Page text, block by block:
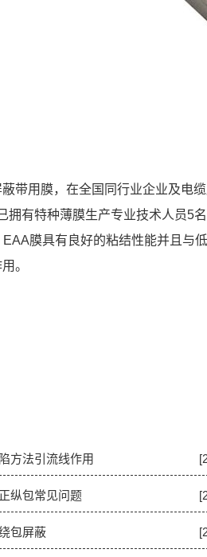
带用膜，在全国同行业企业及电
拥有特种薄膜生产专业技术人员5
膜具有良好的粘结性能并且与
。
方法引流线作用
纵包常见问题
包屏蔽